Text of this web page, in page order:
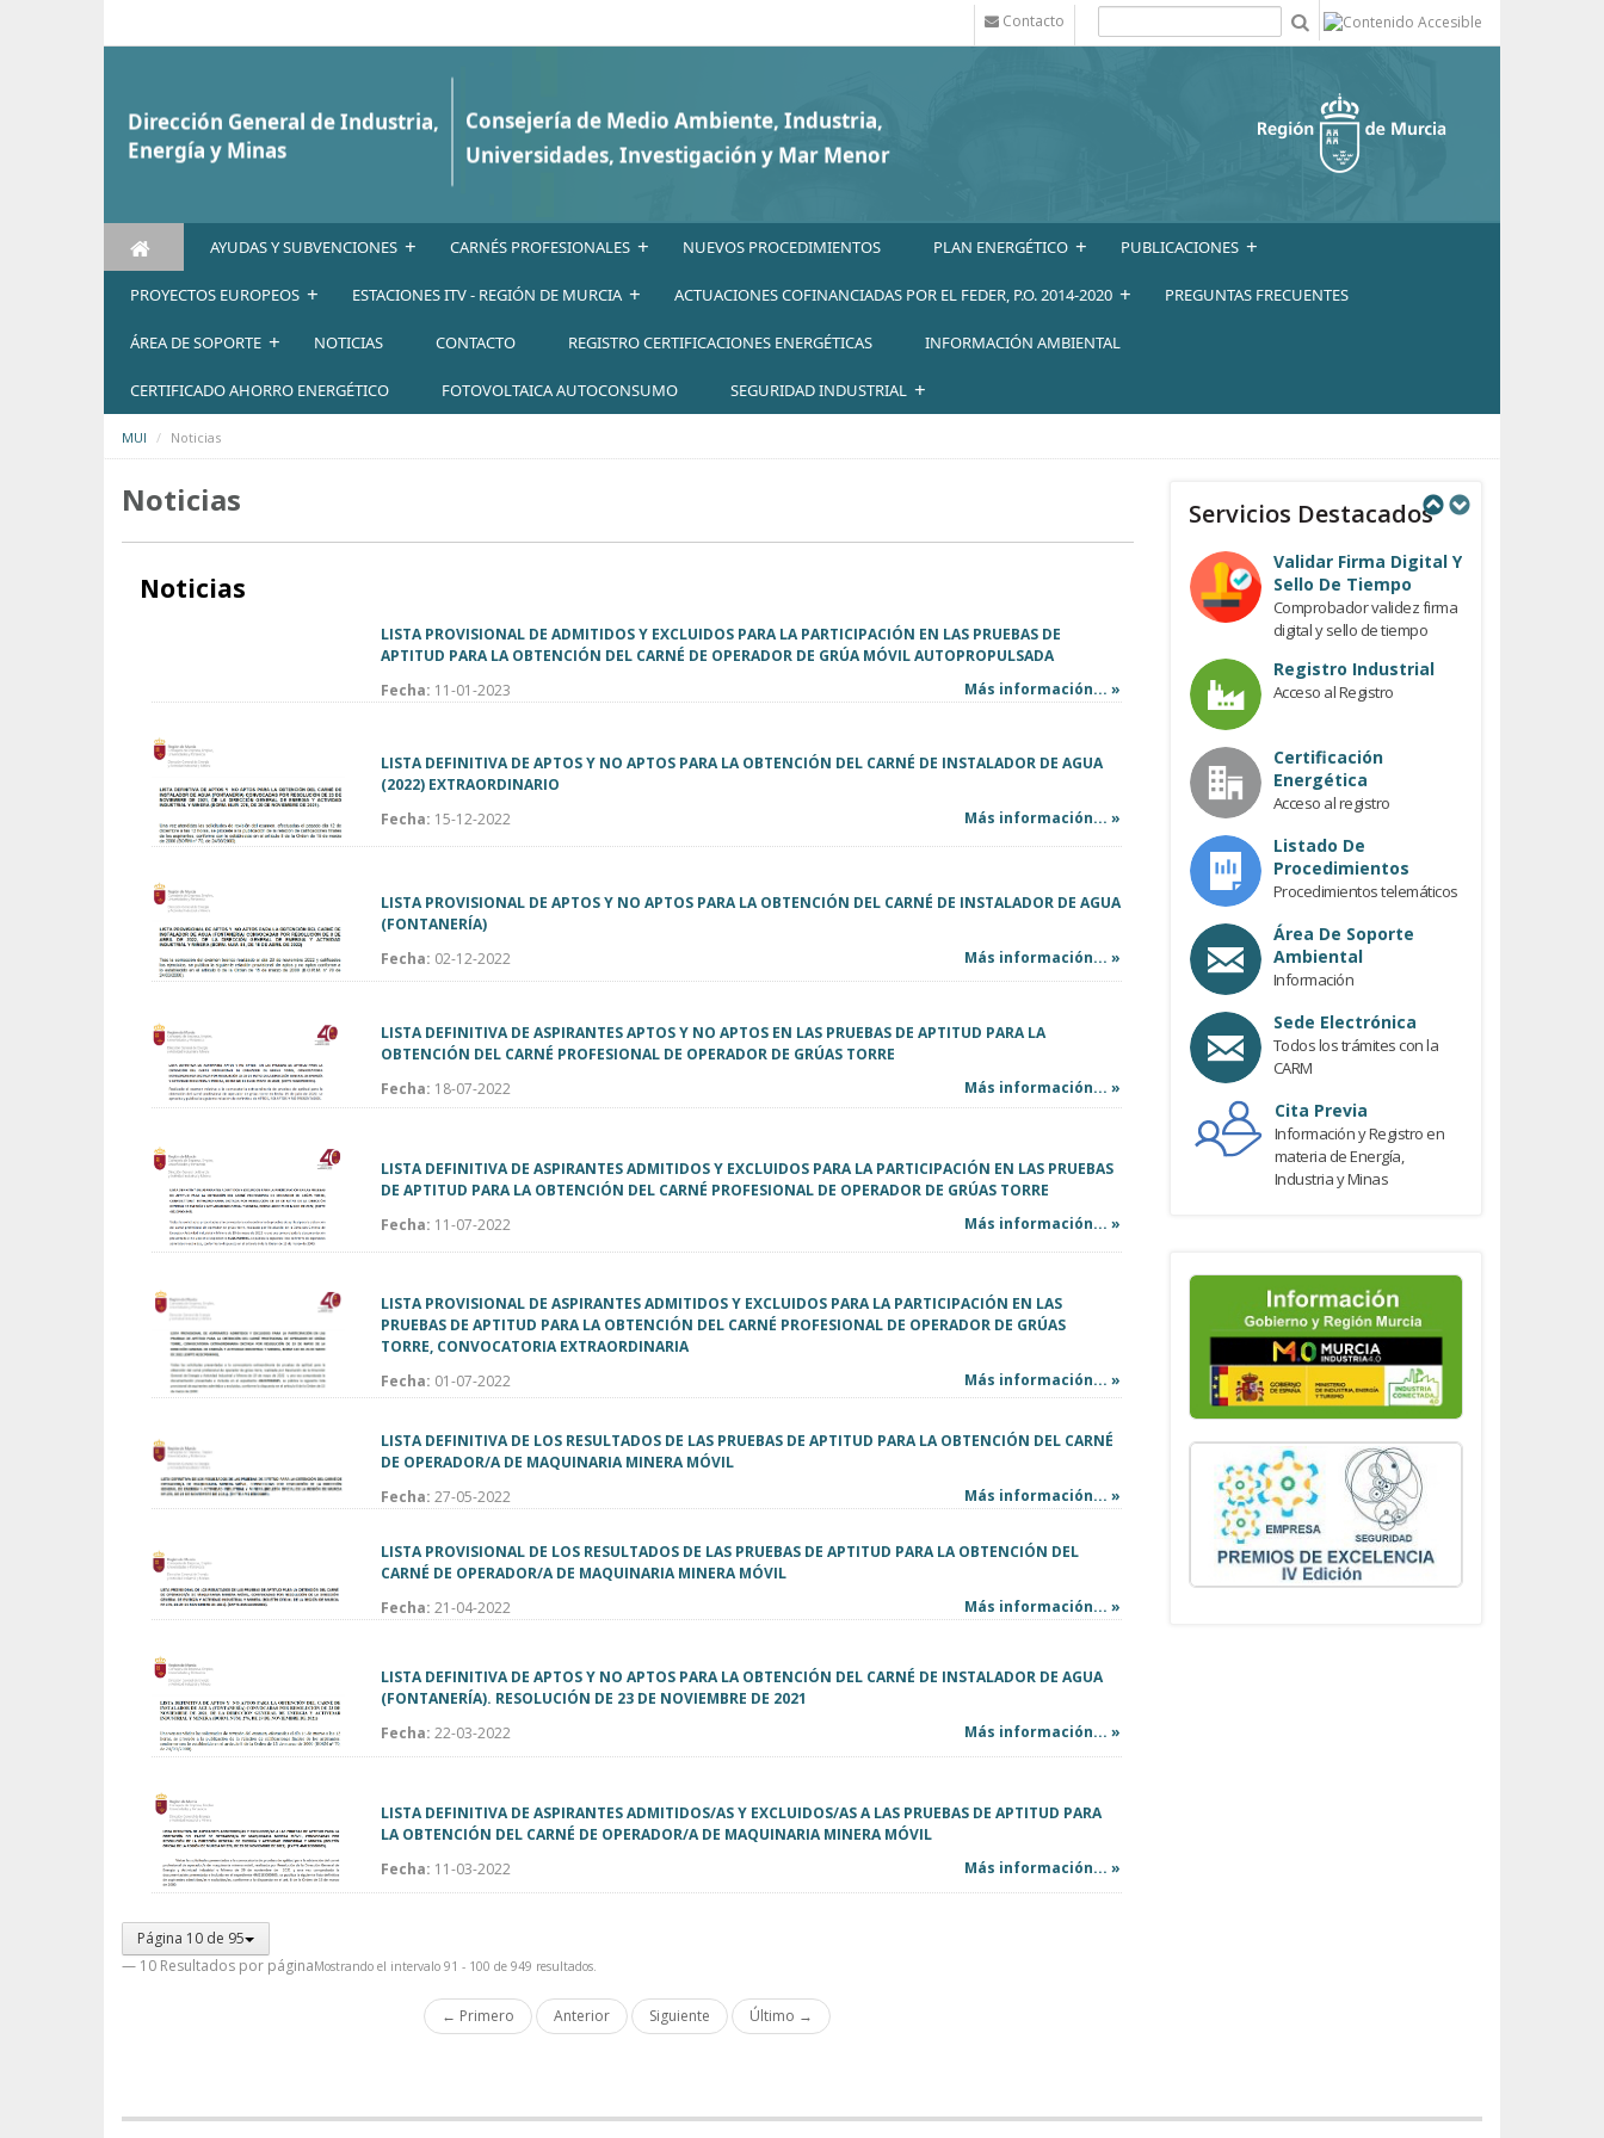
Contacto
AYUDAS Y SUBVENCIONES + CARNÉS PROFESIONALES + NUEVOS PROCEDIMIENTOS PLAN ENERGÉTICO + PUBLICACIONES +
PROYECTOS EUROPEOS + ESTACIONES ITV - REGIÓN DE MURCIA + ACTUACIONES COFINANCIADAS POR EL FEDER, P.O. 2014-2020 + PREGUNTAS FRECUENTES
ÁREA DE SOPORTE + NOTICIAS CONTACTO REGISTRO CERTIFICACIONES ENERGÉTICAS INFORMACIÓN AMBIENTAL
CERTIFICADO AHORRO ENERGÉTICO FOTOVOLTAICA AUTOCONSUMO SEGURIDAD INDUSTRIAL +
MUI Noticias
Noticias
Noticias
LISTA PROVISIONAL DE ADMITIDOS Y EXCLUIDOS PARA LA PARTICIPACIÓN EN LAS PRUEBAS DE
APTITUD PARA LA OBTENCIÓN DEL CARNÉ DE OPERADOR DE GRÚA MÓVIL AUTOPROPULSADA
Fecha: 11-01-2023 Más información... »
LISTA DEFINITIVA DE APTOS Y NO APTOS PARA LA OBTENCIÓN DEL CARNÉ DE INSTALADOR DE AGUA
(2022) EXTRAORDINARIO
Fecha: 15-12-2022 Más información... »
LISTA PROVISIONAL DE APTOS Y NO APTOS PARA LA OBTENCIÓN DEL CARNÉ DE INSTALADOR DE AGUA
(FONTANERÍA)
Fecha: 02-12-2022 Más información... »
LISTA DEFINITIVA DE ASPIRANTES APTOS Y NO APTOS EN LAS PRUEBAS DE APTITUD PARA LA
OBTENCIÓN DEL CARNÉ PROFESIONAL DE OPERADOR DE GRÚAS TORRE
Fecha: 18-07-2022 Más información... »
LISTA DEFINITIVA DE ASPIRANTES ADMITIDOS Y EXCLUIDOS PARA LA PARTICIPACIÓN EN LAS PRUEBAS
DE APTITUD PARA LA OBTENCIÓN DEL CARNÉ PROFESIONAL DE OPERADOR DE GRÚAS TORRE
Fecha: 11-07-2022 Más información... »
LISTA PROVISIONAL DE ASPIRANTES ADMITIDOS Y EXCLUIDOS PARA LA PARTICIPACIÓN EN LAS
PRUEBAS DE APTITUD PARA LA OBTENCIÓN DEL CARNÉ PROFESIONAL DE OPERADOR DE GRÚAS
TORRE, CONVOCATORIA EXTRAORDINARIA
Fecha: 01-07-2022 Más información... »
LISTA DEFINITIVA DE LOS RESULTADOS DE LAS PRUEBAS DE APTITUD PARA LA OBTENCIÓN DEL CARNÉ
DE OPERADOR/A DE MAQUINARIA MINERA MÓVIL
Fecha: 27-05-2022 Más información... »
LISTA PROVISIONAL DE LOS RESULTADOS DE LAS PRUEBAS DE APTITUD PARA LA OBTENCIÓN DEL
CARNÉ DE OPERADOR/A DE MAQUINARIA MINERA MÓVIL
Fecha: 21-04-2022 Más información... »
LISTA DEFINITIVA DE APTOS Y NO APTOS PARA LA OBTENCIÓN DEL CARNÉ DE INSTALADOR DE AGUA
(FONTANERÍA). RESOLUCIÓN DE 23 DE NOVIEMBRE DE 2021
Fecha: 22-03-2022 Más información... »
LISTA DEFINITIVA DE ASPIRANTES ADMITIDOS/AS Y EXCLUIDOS/AS A LAS PRUEBAS DE APTITUD PARA
LA OBTENCIÓN DEL CARNÉ DE OPERADOR/A DE MAQUINARIA MINERA MÓVIL
Fecha: 11-03-2022 Más información... »
Página 10 de 95
— 10 Resultados por páginaMostrando el intervalo 91 - 100 de 949 resultados.
← Primero Anterior Siguiente Último →
Servicios Destacados
Validar Firma Digital Y
Sello De Tiempo
Comprobador validez firma
digital y sello de tiempo
Registro Industrial
Acceso al Registro
Certificación
Energética
Acceso al registro
Listado De
Procedimientos
Procedimientos telemáticos
Área De Soporte
Ambiental
Información
Sede Electrónica
Todos los trámites con la
CARM
Cita Previa
Información y Registro en
materia de Energía,
Industria y Minas
Previous